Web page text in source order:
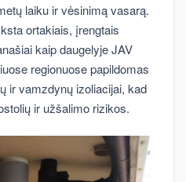
laiku ir vėsinimą vasarą.
ortakiais, įrengtais
kaip daugelyje JAV
regionuose papildomas
ir vamzdynų izoliacijai, kad
ir užšalimo rizikos.